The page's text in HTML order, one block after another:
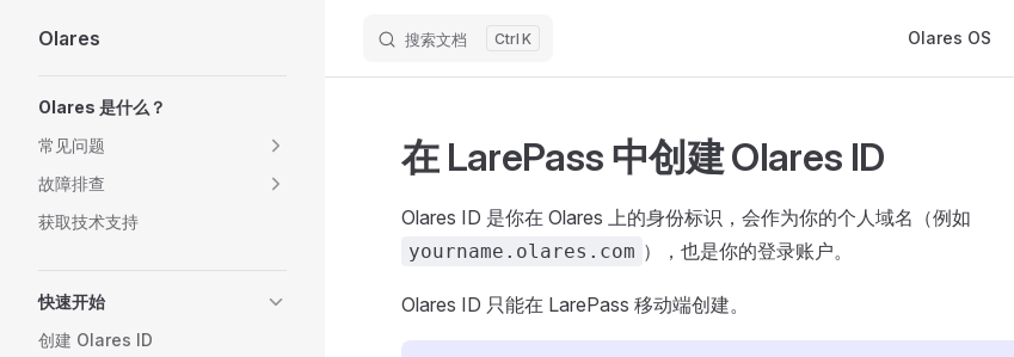
Skip to content
Olares 搜索文档 K Olares OS
Olares 是什么？
常见问题
故障排查
获取技术支持
快速开始
创建 Olares ID
在 LarePass 中创建 Olares ID
Olares ID 是你在 Olares 上的身份标识，会作为你的个人域名（例如
yourname.olares.com ），也是你的登录账户。
Olares ID 只能在 LarePass 移动端创建。